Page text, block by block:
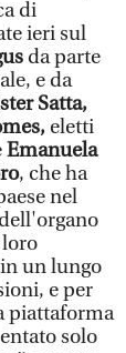
di
ieri sul
da parte
e da
Satta,
eletti
Emanuela
, che ha
nel
loro
un lungo
e per
piattaforma
solo